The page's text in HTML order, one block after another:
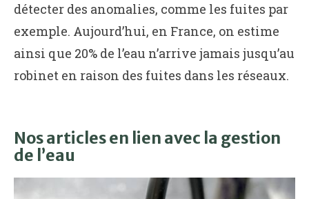
détecter des anomalies, comme les fuites par
exemple. Aujourd’hui, en France, on estime
ainsi que 20% de l’eau n’arrive jamais jusqu’au
robinet en raison des fuites dans les réseaux.
Nos articles en lien avec la gestion
de l’eau